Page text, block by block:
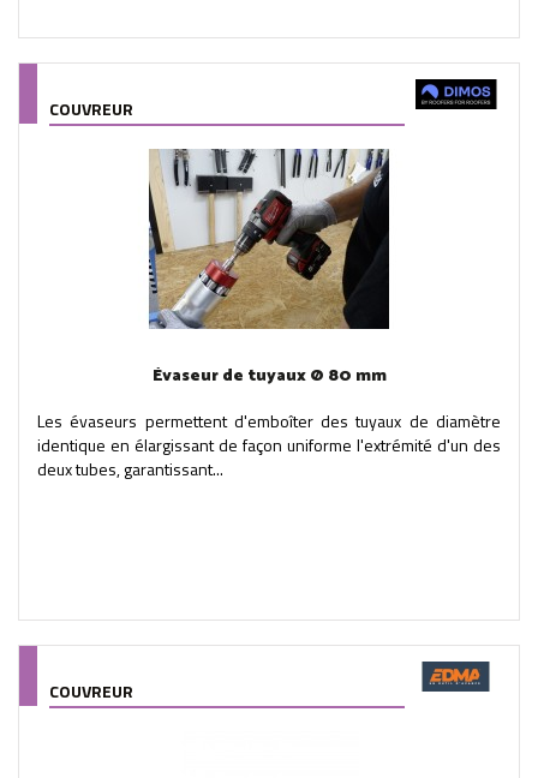
COUVREUR
Évaseur de tuyaux Ø 80 mm
Les évaseurs permettent d'emboîter des tuyaux de diamètre
identique en élargissant de façon uniforme l'extrémité d'un des
deux tubes, garantissant...
COUVREUR